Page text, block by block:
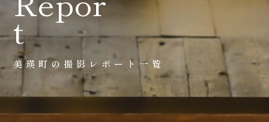
Tel. 0120-05-7536
Time.10:30 - 18:00（年中無休）
t
美瑛町の撮影レポート一覧